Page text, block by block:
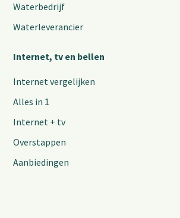
Waterbedrijf
Waterleverancier
Internet, tv en bellen
Internet vergelijken
Alles in 1
Internet + tv
Overstappen
Aanbiedingen